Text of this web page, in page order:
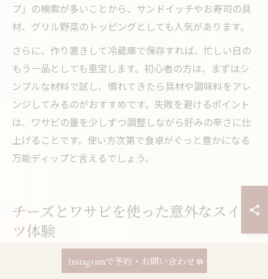
プ」の検索が多いことから、サンドイッチやお寿司の具
材、グリル野菜のトッピングとしても人気があります。
さらに、作り置きして冷蔵庫で保存すれば、忙しい日の
もう一品としても重宝します。初心者の方は、まずはシ
ンプルな材料で試し、慣れてきたら具材や調味料をアレ
ンジしてみるのがおすすめです。失敗を避けるポイント
は、ワサビの量を少しずつ調整しながら好みの辛さに仕
上げることです。使い方次第で食卓がぐっと豊かになる
万能ディップと言えるでしょう。
チーズとワサビを使った意外なスイー
ツ体験
ワサビとチーズが織りなす新感覚スイーツ
Instagramで予約・お問い合わせ